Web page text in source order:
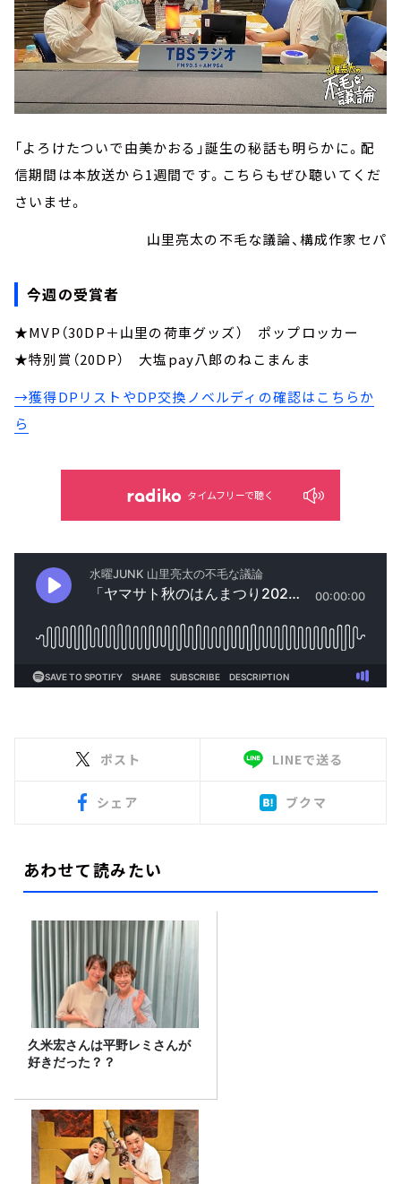
「よろけたついで由美かおる」誕生の秘話も明らかに。配
信期間は本放送から1週間です。こちらもぜひ聴いてくだ
さいませ。
山里亮太の不毛な議論、構成作家セパ
今週の受賞者
★MVP（30DP＋山里の荷車グッズ） ポップロッカー
★特別賞（20DP） 大塩pay八郎のねこまんま
→獲得DPリストやDP交換ノベルディの確認はこちらか
ら
タイムフリーで聴く
ポスト LINEで送る
シェア ブクマ
あわせて読みたい
久米宏さんは平野レミさんが
好きだった？？